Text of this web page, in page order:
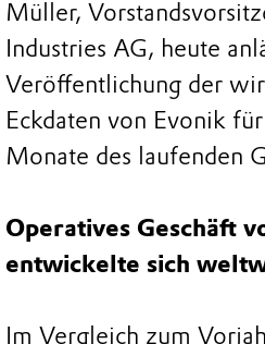
Müller,
Industries AG, heute
Veröffentlichung der
Eckdaten von Evonik
Monate des laufenden
Operatives Geschäft
entwickelte sich
Im Vergleich zum